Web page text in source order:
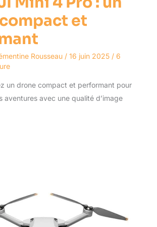
et
Rousseau / 16 juin 2025 / 6
un drone compact et performant pour
aventures avec une qualité d’image